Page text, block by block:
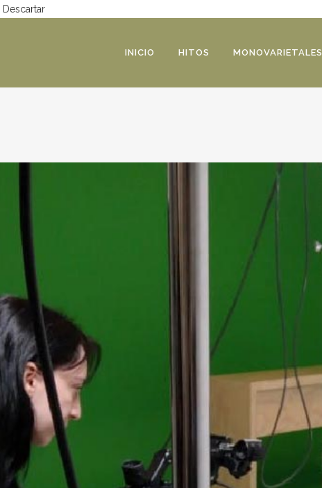
Descartar
INICIO HITOS MONOVARIETALES